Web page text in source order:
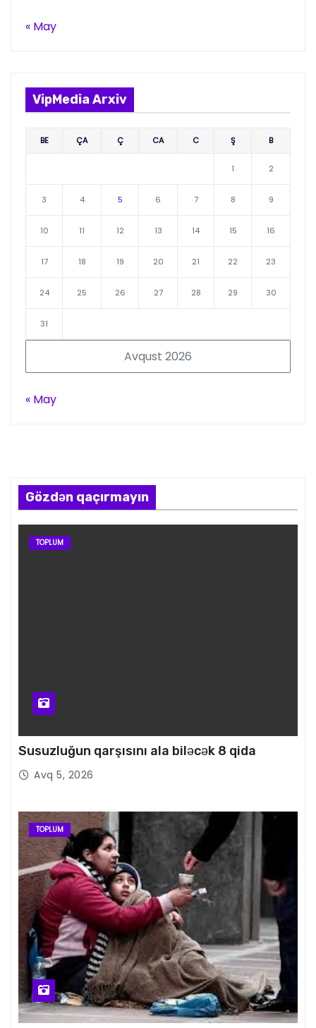
« May
VipMedia Arxiv
Avqust 2026
BE ÇA Ç CA C Ş B
1 2
3 4 5 6 7 8 9
10 11 12 13 14 15 16
17 18 19 20 21 22 23
24 25 26 27 28 29 30
31
« May
Gözdən qaçırmayın
TOPLUM
Susuzluğun qarşısını ala biləcək 8 qida
Avq 5, 2026
TOPLUM